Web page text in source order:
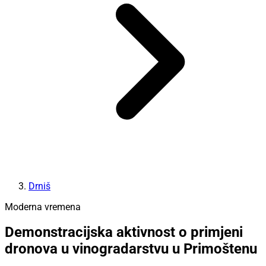
Drniš
Moderna vremena
Demonstracijska aktivnost o primjeni
dronova u vinogradarstvu u Primoštenu